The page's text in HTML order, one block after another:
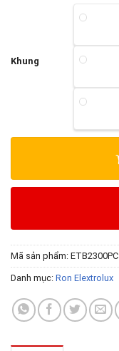
Khung
Mã sản phẩm: ETB2300PC
Danh mục: Ron Elextrolux